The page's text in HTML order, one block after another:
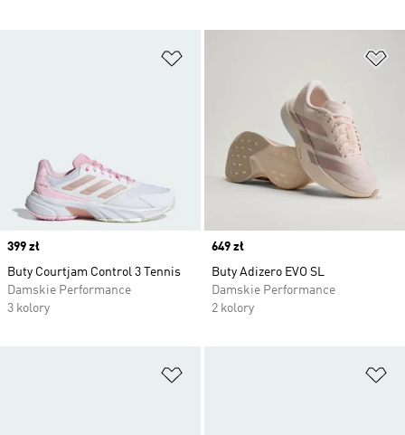
Price
399 zł
Buty Courtjam Control 3 Tennis
Damskie Performance
3 kolory
Price
649 zł
Buty Adizero EVO SL
Damskie Performance
2 kolory